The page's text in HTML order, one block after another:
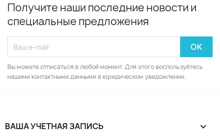
Получите наши последние новости и
специальные предложения
Вы можете отписаться в любой момент. Для этого воспользуйтесь
нашими контактными данными в юридическом уведомлении.
ВАША УЧЕТНАЯ ЗАПИСЬ 